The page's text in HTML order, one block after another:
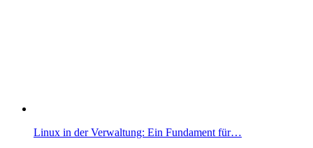
Linux in der Verwaltung: Ein Fundament für…